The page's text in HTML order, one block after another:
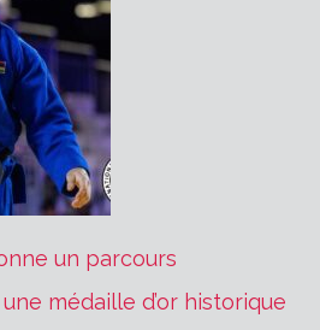
un parcours
médaille d’or historique